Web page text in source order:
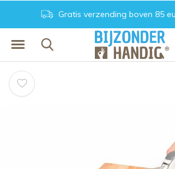
Gratis verzending boven 85